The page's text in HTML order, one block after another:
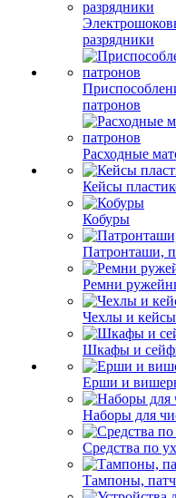
разрядники
патронов
Расходные
Кейсы
Кобуры
Патронташи,
Ремни
Чехлы и
Шкафы и
Ерши и
Наборы для
Средства по
Тампоны,